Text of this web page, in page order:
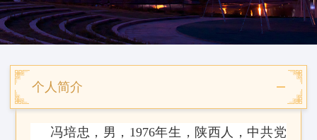
个人简介
冯培忠，男， 1976年生，陕西人，中共党